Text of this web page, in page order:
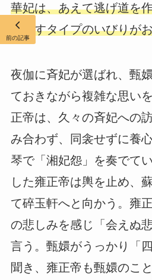
華妃は、あえて逃げ道を
閉ざすタイプのいびりが
夜伽に斉妃が選ばれ、甄
ておきながら複雑な思い
正帝は、久々の斉妃への
み合わず、同衾せずに養
琴で「湘妃怨」を奏でて
した雍正帝は輿を止め、
て碎玉軒へと向かう。雍
の悲しみを感じ「会えぬ
言う。甄嬛がうっかり「
聞き、雍正帝も甄嬛のこ
前の記事